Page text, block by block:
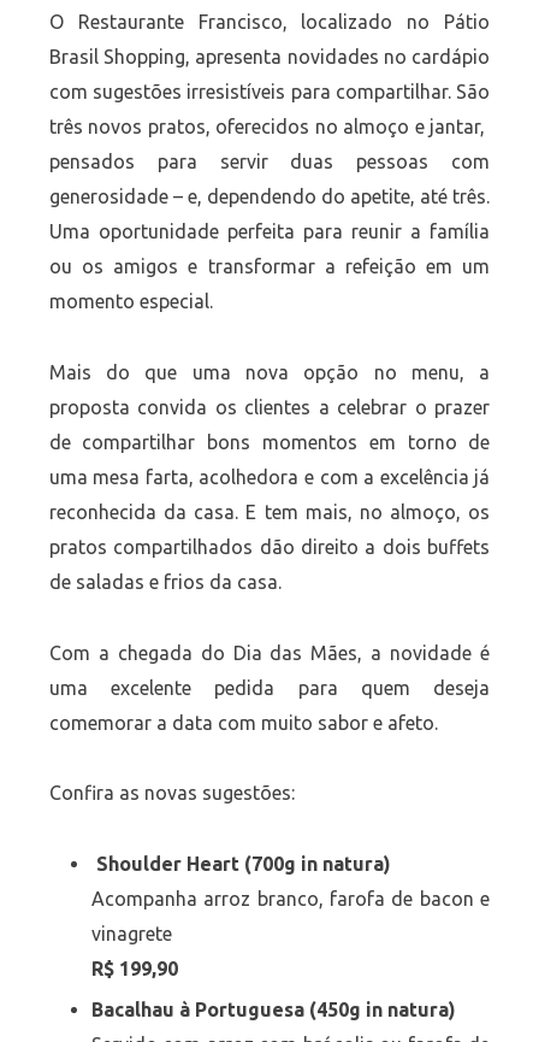
O Restaurante Francisco, localizado no Pátio
Brasil Shopping, apresenta novidades no cardápio
com sugestões irresistíveis para compartilhar. São
três novos pratos, oferecidos no almoço e jantar,
pensados para servir duas pessoas com
generosidade – e, dependendo do apetite, até três.
Uma oportunidade perfeita para reunir a família
ou os amigos e transformar a refeição em um
momento especial.
Mais do que uma nova opção no menu, a
proposta convida os clientes a celebrar o prazer
de compartilhar bons momentos em torno de
uma mesa farta, acolhedora e com a excelência já
reconhecida da casa. E tem mais, no almoço, os
pratos compartilhados dão direito a dois buffets
de saladas e frios da casa.
Com a chegada do Dia das Mães, a novidade é
uma excelente pedida para quem deseja
comemorar a data com muito sabor e afeto.
Confira as novas sugestões:
Shoulder Heart (700g in natura)
Acompanha arroz branco, farofa de bacon e
vinagrete
R$ 199,90
Bacalhau à Portuguesa (450g in natura)